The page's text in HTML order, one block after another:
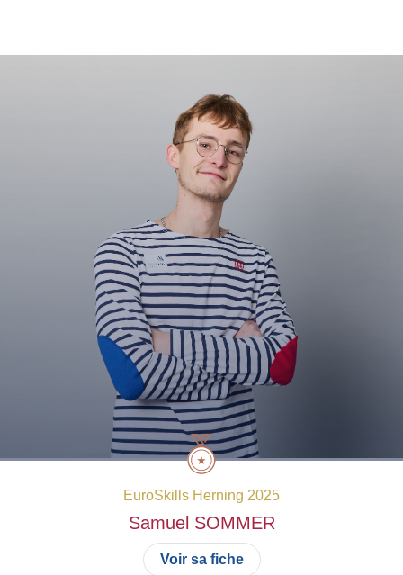
EuroSkills Herning 2025
Samuel SOMMER
Voir sa fiche